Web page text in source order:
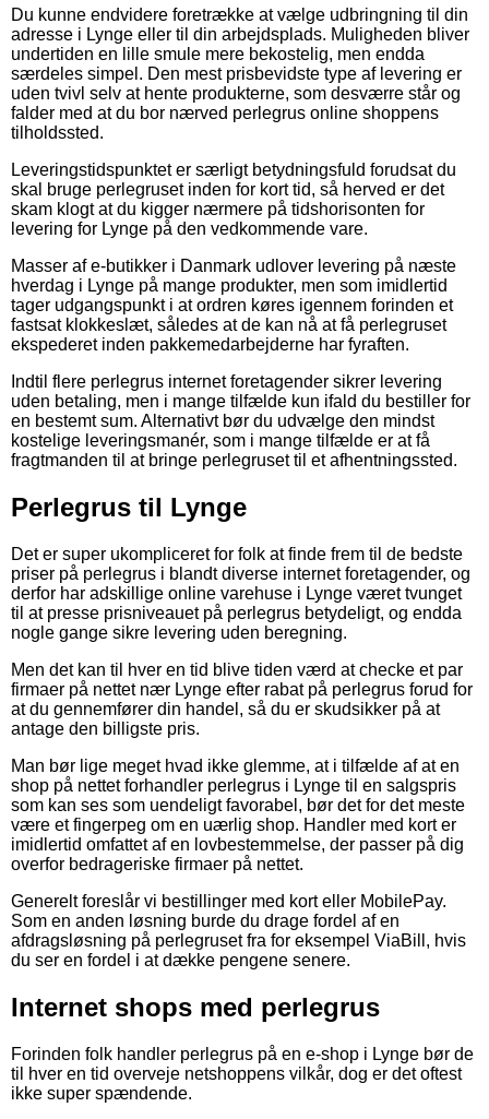
Du kunne endvidere foretrække at vælge udbringning til din
adresse i Lynge eller til din arbejdsplads. Muligheden bliver
undertiden en lille smule mere bekostelig, men endda
særdeles simpel. Den mest prisbevidste type af levering er
uden tvivl selv at hente produkterne, som desværre står og
falder med at du bor nærved perlegrus online shoppens
tilholdssted.
Leveringstidspunktet er særligt betydningsfuld forudsat du
skal bruge perlegruset inden for kort tid, så herved er det
skam klogt at du kigger nærmere på tidshorisonten for
levering for Lynge på den vedkommende vare.
Masser af e-butikker i Danmark udlover levering på næste
hverdag i Lynge på mange produkter, men som imidlertid
tager udgangspunkt i at ordren køres igennem forinden et
fastsat klokkeslæt, således at de kan nå at få perlegruset
ekspederet inden pakkemedarbejderne har fyraften.
Indtil flere perlegrus internet foretagender sikrer levering
uden betaling, men i mange tilfælde kun ifald du bestiller for
en bestemt sum. Alternativt bør du udvælge den mindst
kostelige leveringsmanér, som i mange tilfælde er at få
fragtmanden til at bringe perlegruset til et afhentningssted.
Perlegrus til Lynge
Det er super ukompliceret for folk at finde frem til de bedste
priser på perlegrus i blandt diverse internet foretagender, og
derfor har adskillige online varehuse i Lynge været tvunget
til at presse prisniveauet på perlegrus betydeligt, og endda
nogle gange sikre levering uden beregning.
Men det kan til hver en tid blive tiden værd at checke et par
firmaer på nettet nær Lynge efter rabat på perlegrus forud for
at du gennemfører din handel, så du er skudsikker på at
antage den billigste pris.
Man bør lige meget hvad ikke glemme, at i tilfælde af at en
shop på nettet forhandler perlegrus i Lynge til en salgspris
som kan ses som uendeligt favorabel, bør det for det meste
være et fingerpeg om en uærlig shop. Handler med kort er
imidlertid omfattet af en lovbestemmelse, der passer på dig
overfor bedrageriske firmaer på nettet.
Generelt foreslår vi bestillinger med kort eller MobilePay.
Som en anden løsning burde du drage fordel af en
afdragsløsning på perlegruset fra for eksempel ViaBill, hvis
du ser en fordel i at dække pengene senere.
Internet shops med perlegrus
Forinden folk handler perlegrus på en e-shop i Lynge bør de
til hver en tid overveje netshoppens vilkår, dog er det oftest
ikke super spændende.